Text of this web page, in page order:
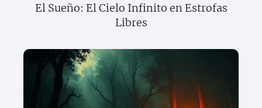
El Sueño: El Cielo Infinito en Estrofas
Libres